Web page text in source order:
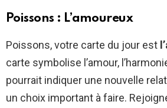
Poissons : L’amoureux
Poissons, votre carte du jour est
carte symbolise l’amour,
pourrait indiquer une nouvelle
un choix important à faire.